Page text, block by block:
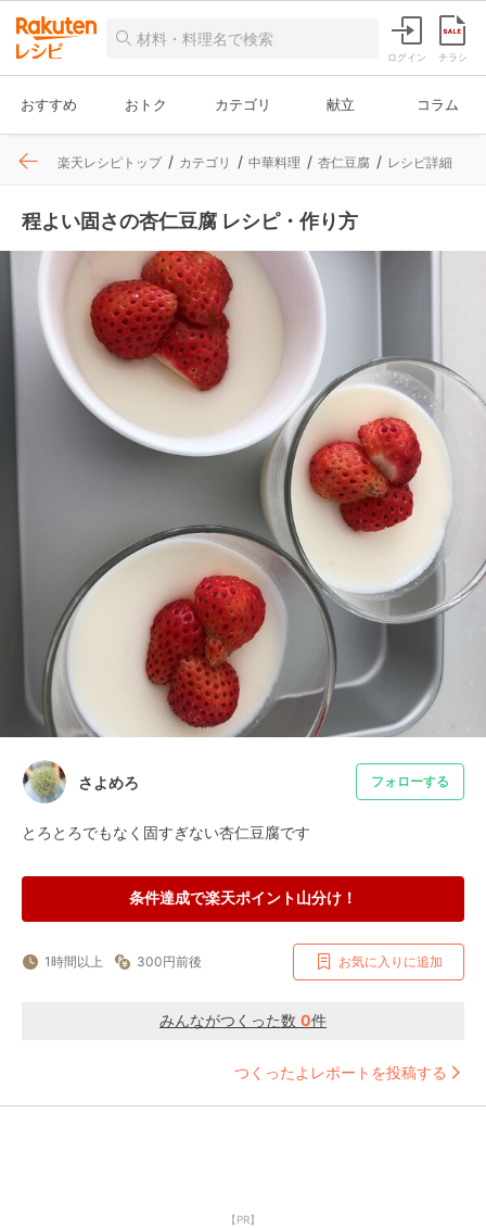
ログイン チラシ
おすすめ おトク カテゴリ 献立 コラム
楽天レシピトップ カテゴリ 中華料理 杏仁豆腐 レシピ詳細
程よい固さの杏仁豆腐 レシピ・作り方
さよめろ フォローする
とろとろでもなく固すぎない杏仁豆腐です
条件達成で楽天ポイント山分け！
1時間以上 300円前後 お気に入りに追加
みんながつくった数 0件
つくったよレポートを投稿する
【PR】